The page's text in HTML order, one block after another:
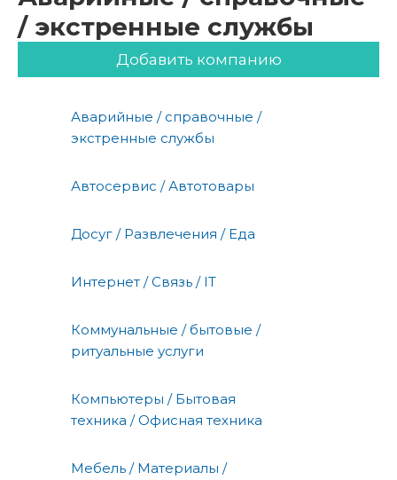
/ экстренные службы
Добавить компанию
Аварийные / справочные /
экстренные службы
Автосервис / Автотовары
Досуг / Развлечения / Еда
Интернет / Связь / IT
Коммунальные / бытовые /
ритуальные услуги
Компьютеры / Бытовая
техника / Офисная техника
Мебель / Материалы /